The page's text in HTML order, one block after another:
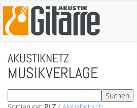
AKUSTIKNETZ
MUSIKVERLAGE